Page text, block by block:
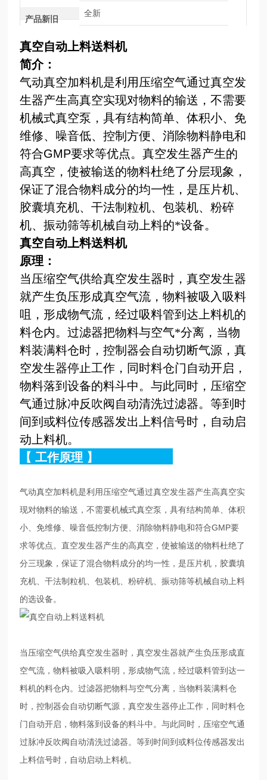
产品新旧
全新
真空自动上料送料机
简介：
气动真空加料机是利用压缩空气通过真空发
生器产生高真空实现对物料的输送，不需要
机械式真空泵，具有结构简单、体积小、免
维修、噪音低、控制方便、消除物料静电和
符合GMP要求等优点。真空发生器产生的
高真空，使被输送的物料杜绝了分层现象，
保证了混合物料成分的均一性，是压片机、
胶囊填充机、干法制粒机、包装机、粉碎
机、振动筛等机械自动上料的*设备。
真空自动上料送料机
原理：
当压缩空气供给真空发生器时，真空发生器
就产生负压形成真空气流，物料被吸入吸料
咀，形成物气流，经过吸料管到达上料机的
料仓内。过滤器把物料与空气*分离，当物
料装满料仓时，控制器会自动切断气源，真
空发生器停止工作，同时料仓门自动开启，
物料落到设备的料斗中。与此同时，压缩空
气通过脉冲反吹阀自动清洗过滤器。等到时
间到或料位传感器发出上料信号时，自动启
动上料机。
【 工作原理 】
气动真空加料机是利用压缩空气通过真空发生器产生高真空实
现对物料的输送，不需要机械式真空泵，具有结构简单、体积
小、免维修、噪音低控制方便、消除物料静电和符合GMP要
求等优点。直空发生器产生的高真空，使被输送的物料杜绝了
分三现象，保证了混合物料成分的均一性，是压片机，胶囊填
充机、干法制粒机、包装机、粉碎机、振动筛等机械自动上料
的选设备。
当压缩空气供给真空发生器时，真空发生器就产生负压形成直
空气流，物料被吸入吸料明，形成物气流，经过吸料管到达一
料机的料仓内。过滤器把物料与空气分离，当物料装满料仓
时，控制器会自动切断气源，真空发生器停止工作，同时料仓
门自动开启，物料落到设备的料斗中。与此同时，压缩空气通
过脉冲反吹阀自动清洗过滤器。等到时间到或料位传感器发出
上料信号时，自动启动上料机。